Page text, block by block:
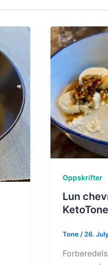
Oppskrifter
Lun
KetoTone
Tone/26.